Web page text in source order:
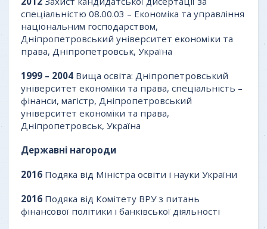
спеціальністю 08.00.03 – Економіка та управління
національним господарством,
Дніпропетровський університет економіки та
права, Дніпропетровськ, Україна
1999 – 2004 Вища освіта: Дніпропетровський
університет економіки та права, спеціальність –
фінанси, магістр, Дніпропетровський
університет економіки та права,
Дніпропетровськ, Україна
Державні нагороди
2016 Подяка від Міністра освіти і науки України
2016 Подяка від Комітету ВРУ з питань
фінансової політики і банківської діяльності